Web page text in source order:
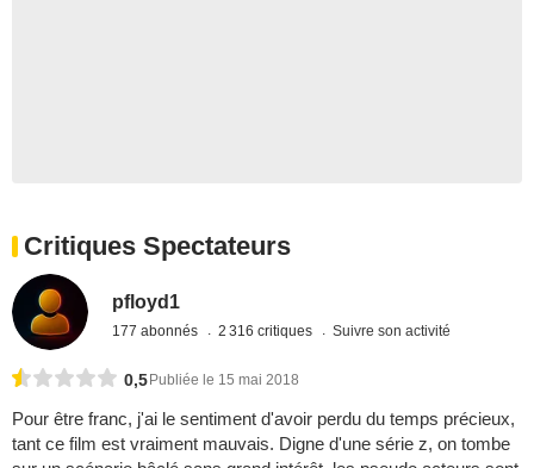
Critiques Spectateurs
pfloyd1
177 abonnés 2 316 critiques Suivre son activité
0,5 Publiée le 15 mai 2018
Pour être franc, j'ai le sentiment d'avoir perdu du temps précieux,
tant ce film est vraiment mauvais. Digne d'une série z, on tombe